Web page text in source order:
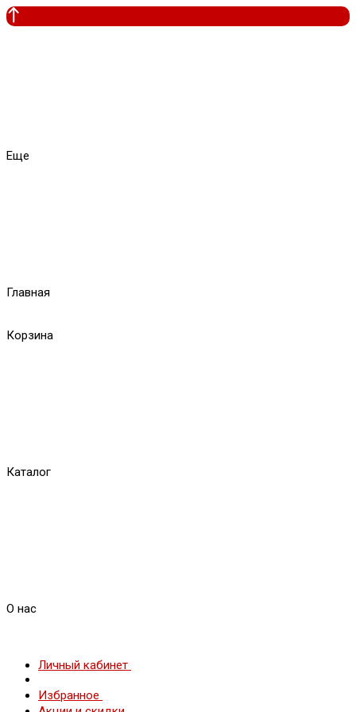
Еще
Главная
Корзина
Каталог
О нас
Личный кабинет
Избранное